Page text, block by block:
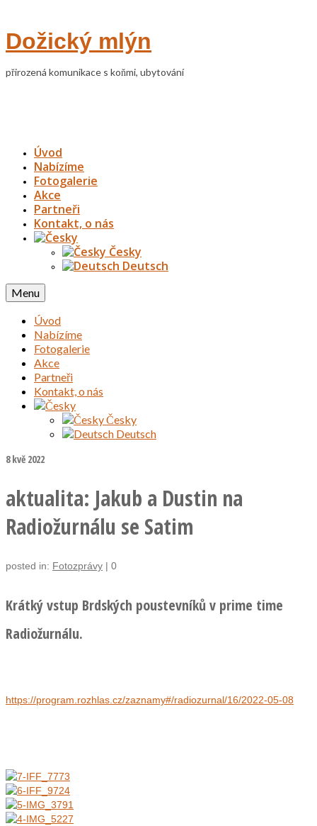
Dožický mlýn
přirozená komunikace s koňmi, ubytování
Úvod
Nabízíme
Fotogalerie
Akce
Partneři
Kontakt, o nás
Česky
Deutsch
Menu
Úvod
Nabízíme
Fotogalerie
Akce
Partneři
Kontakt, o nás
Česky
Deutsch
8kvě 2022
aktualita: Jakub a Dustin na
Radiožurnálu se Satim
posted in: Fotozprávy | 0
Krátký vstup Brdských poustevníků v prime time
Radiožurnálu.
https://program.rozhlas.cz/zaznamy#/radiozurnal/16/2022-05-08